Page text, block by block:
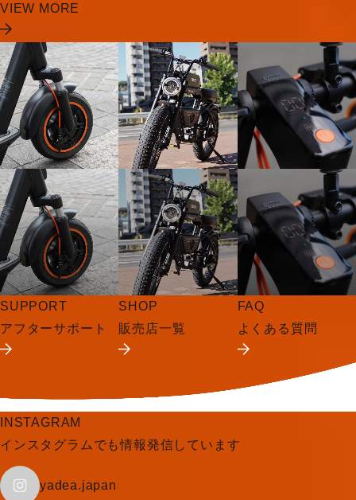
VIEW MORE
SUPPORT
アフターサポート
SHOP
販売店一覧
FAQ
よくある質問
INSTAGRAM
インスタグラムでも情報発信しています
yadea.japan